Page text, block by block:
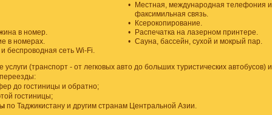
в номер.
в номерах.
беcпроводная сеть Wi-Fi.
•
Местная, международная телефония и
факсимильная связь.
•
Ксерокопирование.
•
Распечатка на лазерном принтере.
• Сауна, бассейн, сухой и мокрый пар.
(транспорт - от легковых авто до больших туристических автобусов) и
до гостиницы и обратно;
гостиницы;
по Таджикистану и другим странам Центральной Азии.